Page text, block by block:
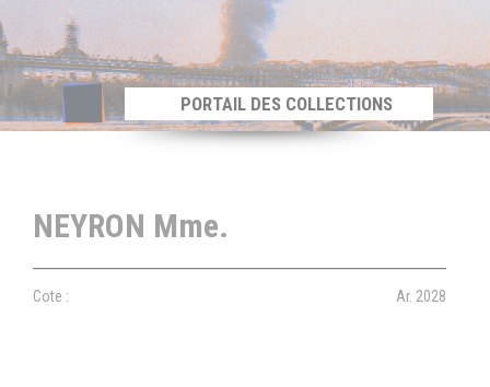
Panneau de gestion des cookies
PORTAIL DES COLLECTIONS
NEYRON Mme.
Cote : Ar. 2028